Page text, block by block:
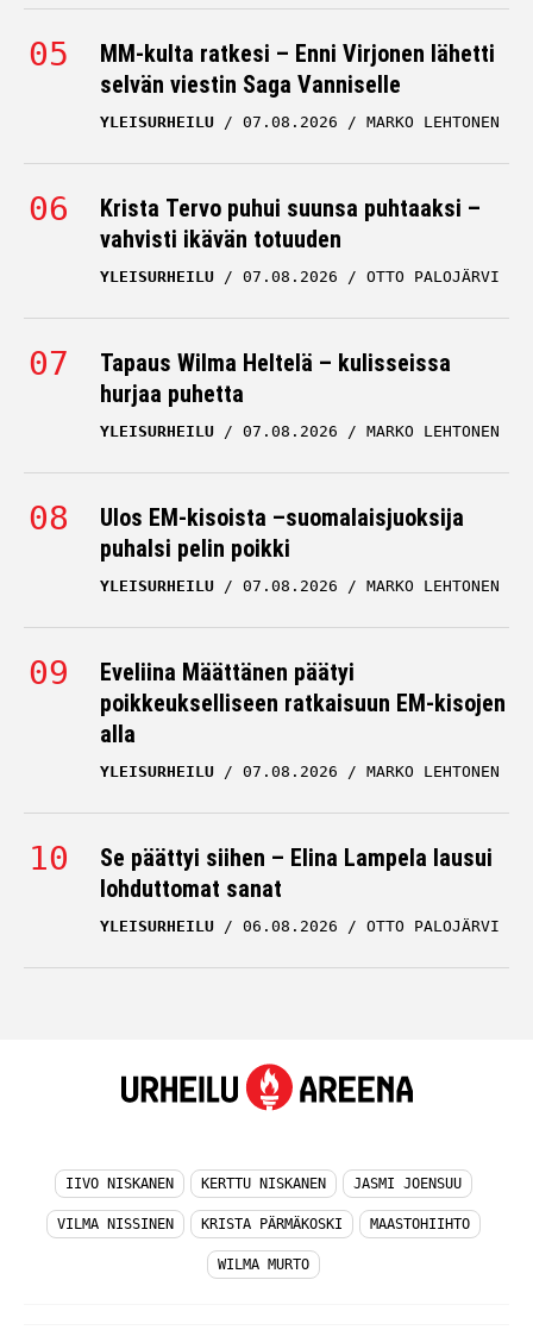
MM-kulta ratkesi – Enni Virjonen lähetti
selvän viestin Saga Vanniselle
YLEISURHEILU 07.08.2026 MARKO LEHTONEN
Krista Tervo puhui suunsa puhtaaksi –
vahvisti ikävän totuuden
YLEISURHEILU 07.08.2026 OTTO PALOJÄRVI
Tapaus Wilma Heltelä – kulisseissa
hurjaa puhetta
YLEISURHEILU 07.08.2026 MARKO LEHTONEN
Ulos EM-kisoista –suomalaisjuoksija
puhalsi pelin poikki
YLEISURHEILU 07.08.2026 MARKO LEHTONEN
Eveliina Määttänen päätyi
poikkeukselliseen ratkaisuun EM-kisojen
alla
YLEISURHEILU 07.08.2026 MARKO LEHTONEN
Se päättyi siihen – Elina Lampela lausui
lohduttomat sanat
YLEISURHEILU 06.08.2026 OTTO PALOJÄRVI
IIVO NISKANEN KERTTU NISKANEN JASMI JOENSUU
VILMA NISSINEN KRISTA PÄRMÄKOSKI MAASTOHIIHTO
WILMA MURTO